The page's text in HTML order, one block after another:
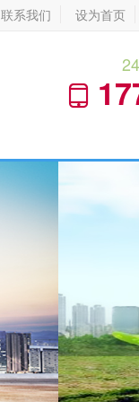
联系我们 设为首页
